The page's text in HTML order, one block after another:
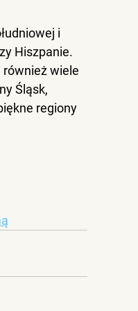
i
Hiszpanie.
również wiele
Śląsk,
regiony